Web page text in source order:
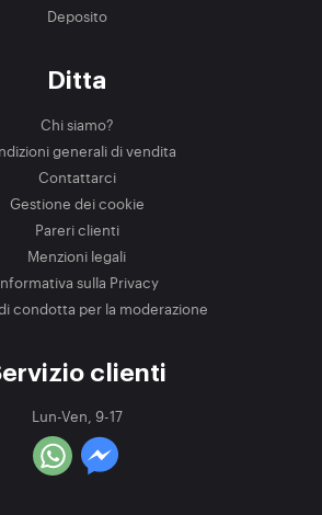
Deposito
Ditta
Chi siamo?
generali di vendita
Contattarci
Gestione dei cookie
Pareri clienti
Menzioni legali
sulla Privacy
condotta per la moderazione
clienti
Lun-Ven, 9-17